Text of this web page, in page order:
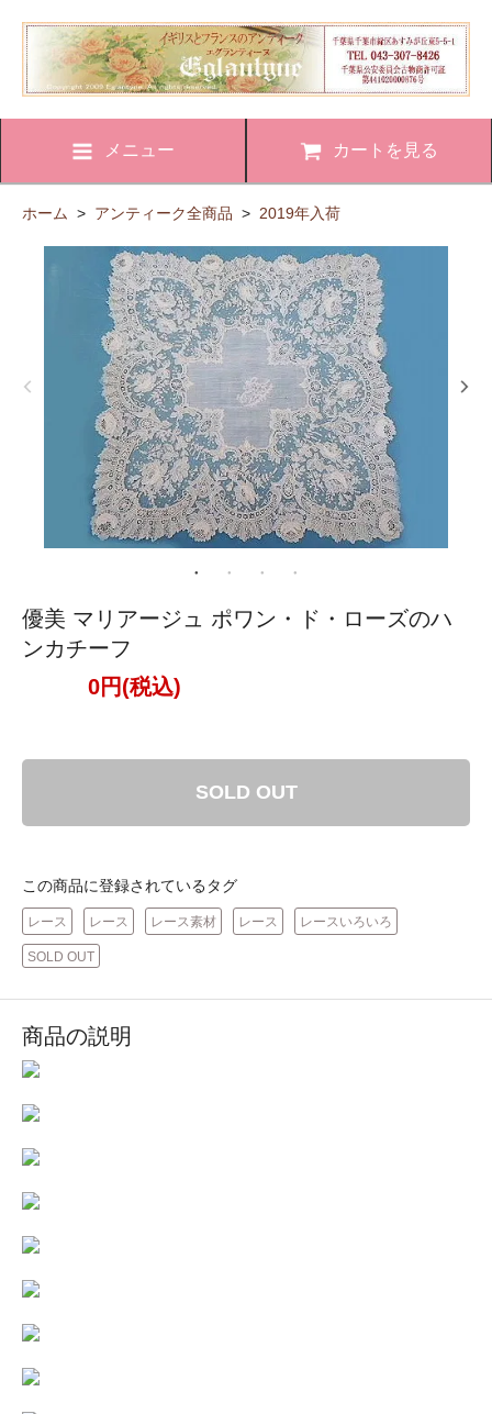
メニュー カートを見る
ホーム > アンティーク全商品 > 2019年入荷
優美 マリアージュ ポワン・ド・ローズのハ
ンカチーフ
0円(税込)
SOLD OUT
この商品に登録されているタグ
レース レース レース素材 レース レースいろいろ
SOLD OUT
商品の説明